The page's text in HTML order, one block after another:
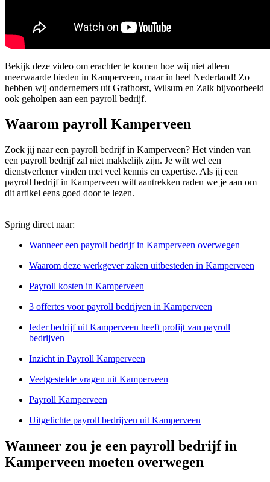
Bekijk deze video om erachter te komen hoe wij niet alleen
meerwaarde bieden in Kamperveen, maar in heel Nederland! Zo
hebben wij ondernemers uit Grafhorst, Wilsum en Zalk bijvoorbeeld
ook geholpen aan een payroll bedrijf.
Waarom payroll Kamperveen
Zoek jij naar een payroll bedrijf in Kamperveen? Het vinden van
een payroll bedrijf zal niet makkelijk zijn. Je wilt wel een
dienstverlener vinden met veel kennis en expertise. Als jij een
payroll bedrijf in Kamperveen wilt aantrekken raden we je aan om
dit artikel eens goed door te lezen.
Spring direct naar:
Wanneer een payroll bedrijf in Kamperveen overwegen
Waarom deze werkgever zaken uitbesteden in Kamperveen
Payroll kosten in Kamperveen
3 offertes voor payroll bedrijven in Kamperveen
Ieder bedrijf uit Kamperveen heeft profijt van payroll
bedrijven
Inzicht in Payroll Kamperveen
Veelgestelde vragen uit Kamperveen
Payroll Kamperveen
Uitgelichte payroll bedrijven uit Kamperveen
Wanneer zou je een payroll bedrijf in
Kamperveen moeten overwegen